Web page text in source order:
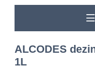
ALCODES
1L